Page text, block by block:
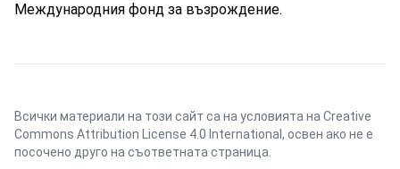
Международния фонд за възрождение.
Всички материали на този сайт са на условията на Creative
Commons Attribution License 4.0 International , освен ако не е
посочено друго на съответната страница.